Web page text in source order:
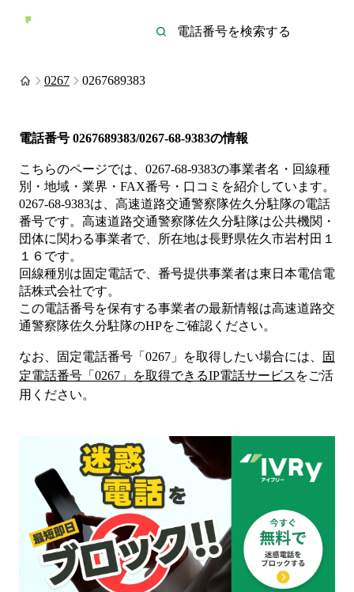
0267 0267689383
電話番号 0267689383/0267-68-9383の情報
こちらのページでは、 0267-68-9383の事業者名・回線種
別・地域・業界・FAX番号・口コミを紹介しています。
0267-68-9383は、 高速道路交通警察隊佐久分駐隊の電話
番号です。 高速道路交通警察隊佐久分駐隊は公共機関・
団体に関わる事業者で、所在地は長野県佐久市岩村田１
１６ です。
回線種別は固定電話で、番号提供事業者は東日本電信電
話株式会社です。
この電話番号を保有する事業者の最新情報は高速道路交
通警察隊佐久分駐隊のHPをご確認ください。
なお、固定電話番号「 0267 」を取得したい場合には、
固
定電話番号「 0267 」を取得できるIP電話サービス をご活
用ください。